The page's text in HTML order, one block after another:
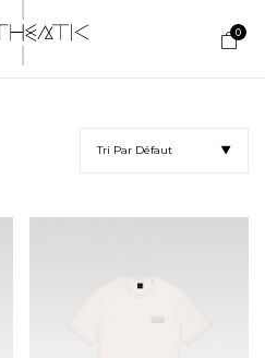
0
Tri Par Défaut